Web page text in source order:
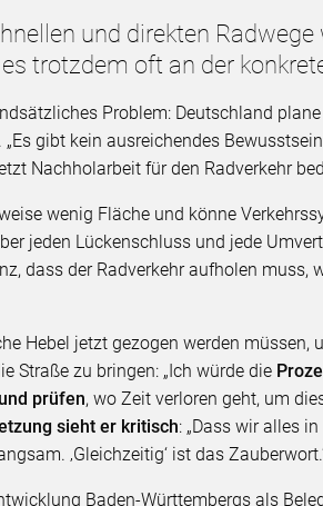
und direkten Radwege
trotzdem oft an der
Problem: Deutschland
gibt kein ausreichendes
Nachholarbeit für den Radverkehr
wenig Fläche und könne
jeden Lückenschluss und jede
dass der Radverkehr aufholen muss,
Hebel jetzt gezogen werden müssen,
Straße zu bringen: „Ich würde die
prüfen, wo Zeit verloren geht, um
sieht er kritisch: „Dass wir alles
‚Gleichzeitig‘ ist das
Baden-Württembergs als